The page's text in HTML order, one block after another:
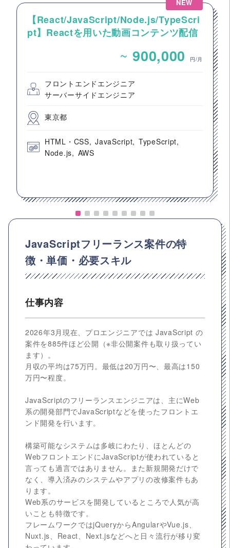
NEW
【React/JavaScript/Node.js/TypeScri
pt】Reactを用いた動画コンテンツ配信
~ 900,000 円/月
フロントエンドエンジニア
サーバーサイドエンジニア
東京都
HTML・CSS JavaScript
TypeScript
Node.js
AWS
JavaScriptフリーランス案件の特
徴・単価・必要スキル
仕事内容
2026年3月現在、プロエンジニアでは JavaScript の
案件を885件ほど公開（※非公開案件も取り扱ってい
ます）。
月収の平均は75万円。最低は20万円〜、最高は150
万円〜程度。
JavaScriptのフリーランスエンジニアは、主にWeb
系の開発部門でJavaScriptなどを使ったフロントエ
ンド開発を行います。
構築可能なシステムは多岐にわたり、ほとんどの
WebフロントエンドにJavaScriptが使われていると
言っても過言ではありません。また新規開発だけで
なく、導入済みのシステムやアプリの改修案件もあ
ります。
Web系のサービスを開発しているところで人気が高
いことも特徴です。
フレームワークではjQueryからAngularやVue.js、
Nuxt.js、React、Next.jsなどへと日々流行が移り変